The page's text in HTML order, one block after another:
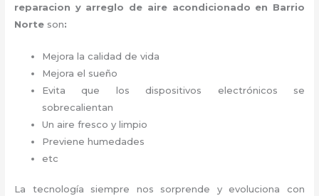
reparacion y arreglo de aire acondicionado en Barrio
Norte son:
Mejora la calidad de vida
Mejora el sueño
Evita que los dispositivos electrónicos se
sobrecalientan
Un aire fresco y limpio
Previene humedades
etc
La tecnología siempre nos sorprende y evoluciona con